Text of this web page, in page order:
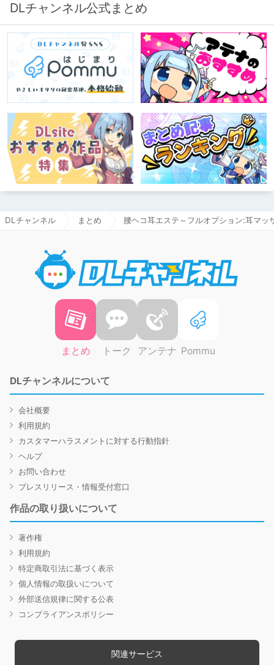
DLチャンネル公式まとめ
DLチャンネル まとめ 腰ヘコ耳エステ～フルオプション:耳マ
まとめ トーク アンテナ Pommu
DLチャンネルについて
会社概要
利用規約
カスタマーハラスメントに対する行動指針
ヘルプ
お問い合わせ
プレスリリース・情報受付窓口
作品の取り扱いについて
著作権
利用規約
特定商取引法に基づく表示
個人情報の取扱いについて
外部送信規律に関する公表
コンプライアンスポリシー
関連サービス